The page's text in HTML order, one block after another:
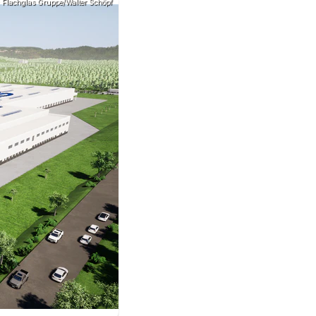
Flachglas Gruppe/Walter Schöpf